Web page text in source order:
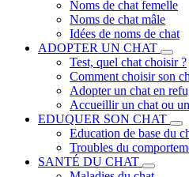
Noms de chat femelle
Noms de chat mâle
Idées de noms de chat
ADOPTER UN CHAT
Test, quel chat choisir ?
Comment choisir son
Adopter un chat en
Accueillir un chat ou
EDUQUER SON CHAT
Education de base du
Troubles du
SANTÉ DU CHAT